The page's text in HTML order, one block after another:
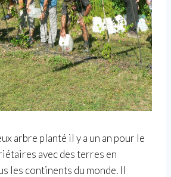
arbre planté il y a un an pour le
avec des terres en
les continents du monde. Il